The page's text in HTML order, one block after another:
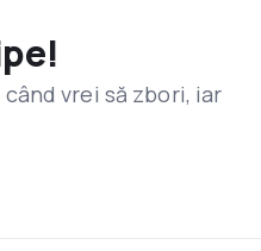
vrei să zbori, iar